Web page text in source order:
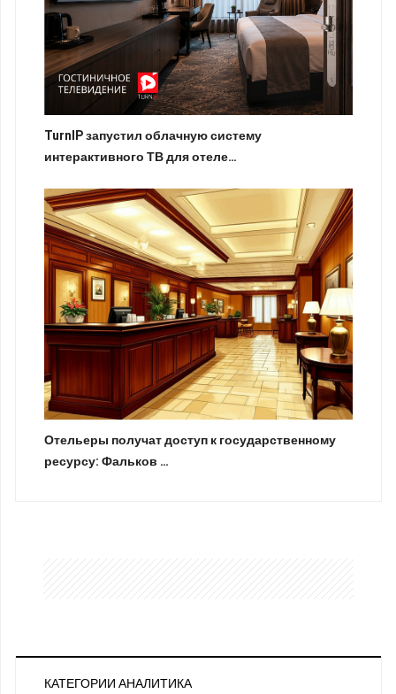
TurnIP запустил облачную систему
интерактивного ТВ для отеле…
Отельеры получат доступ к государственному
ресурсу: Фальков …
КАТЕГОРИИ АНАЛИТИКА